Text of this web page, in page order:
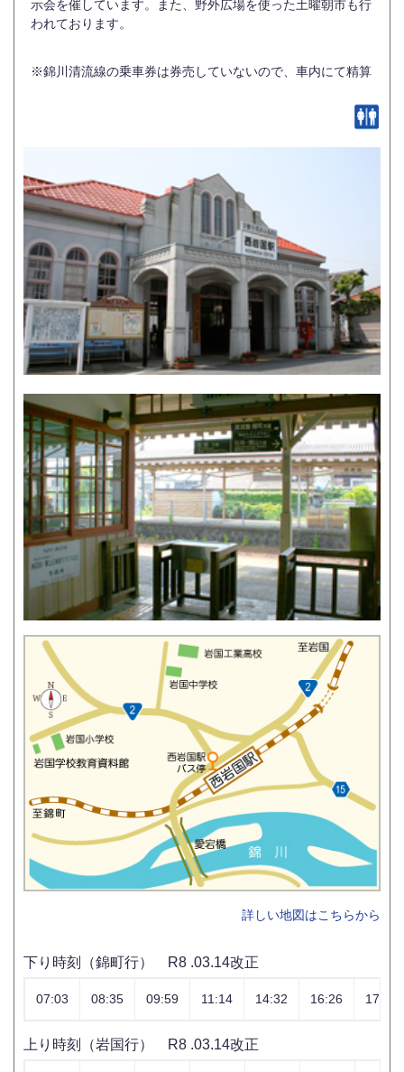
示会を催しています。また、野外広場を使った土曜朝市も行
われております。
※錦川清流線の乗車券は券売していないので、車内にて精算
詳しい地図はこちらから
下り時刻（錦町行） R8 .03.14改正
07:03 08:35 09:59 11:14 14:32 16:26 17:49
上り時刻（岩国行） R8 .03.14改正